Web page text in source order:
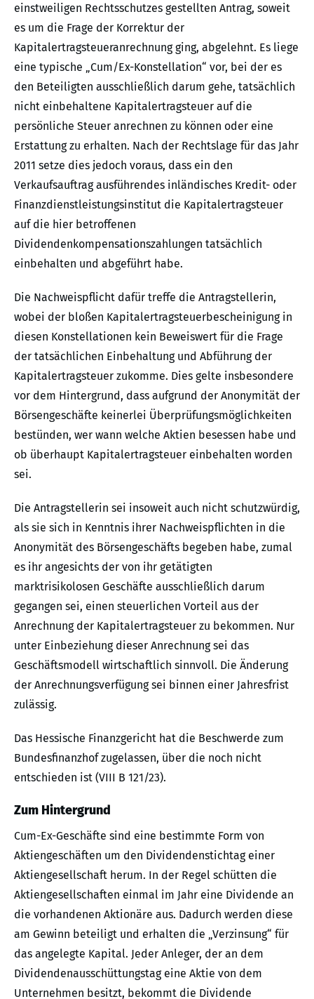
einstweiligen Rechtsschutzes gestellten Antrag, soweit
es um die Frage der Korrektur der
Kapitalertragsteueranrechnung ging, abgelehnt. Es liege
eine typische „Cum/Ex-Konstellation“ vor, bei der es
den Beteiligten ausschließlich darum gehe, tatsächlich
nicht einbehaltene Kapitalertragsteuer auf die
persönliche Steuer anrechnen zu können oder eine
Erstattung zu erhalten. Nach der Rechtslage für das Jahr
2011 setze dies jedoch voraus, dass ein den
Verkaufsauftrag ausführendes inländisches Kredit- oder
Finanzdienstleistungsinstitut die Kapitalertragsteuer
auf die hier betroffenen
Dividendenkompensationszahlungen tatsächlich
einbehalten und abgeführt habe.
Die Nachweispflicht dafür treffe die Antragstellerin,
wobei der bloßen Kapitalertragsteuerbescheinigung in
diesen Konstellationen kein Beweiswert für die Frage
der tatsächlichen Einbehaltung und Abführung der
Kapitalertragsteuer zukomme. Dies gelte insbesondere
vor dem Hintergrund, dass aufgrund der Anonymität der
Börsengeschäfte keinerlei Überprüfungsmöglichkeiten
bestünden, wer wann welche Aktien besessen habe und
ob überhaupt Kapitalertragsteuer einbehalten worden
sei.
Die Antragstellerin sei insoweit auch nicht schutzwürdig,
als sie sich in Kenntnis ihrer Nachweispflichten in die
Anonymität des Börsengeschäfts begeben habe, zumal
es ihr angesichts der von ihr getätigten
marktrisikolosen Geschäfte ausschließlich darum
gegangen sei, einen steuerlichen Vorteil aus der
Anrechnung der Kapitalertragsteuer zu bekommen. Nur
unter Einbeziehung dieser Anrechnung sei das
Geschäftsmodell wirtschaftlich sinnvoll. Die Änderung
der Anrechnungsverfügung sei binnen einer Jahresfrist
zulässig.
Das Hessische Finanzgericht hat die Beschwerde zum
Bundesfinanzhof zugelassen, über die noch nicht
entschieden ist (VIII B 121/23).
Zum Hintergrund
Cum-Ex-Geschäfte sind eine bestimmte Form von
Aktiengeschäften um den Dividendenstichtag einer
Aktiengesellschaft herum. In der Regel schütten die
Aktiengesellschaften einmal im Jahr eine Dividende an
die vorhandenen Aktionäre aus. Dadurch werden diese
am Gewinn beteiligt und erhalten die „Verzinsung“ für
das angelegte Kapital. Jeder Anleger, der an dem
Dividendenausschüttungstag eine Aktie von dem
Unternehmen besitzt, bekommt die Dividende